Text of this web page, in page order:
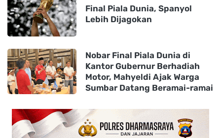
Final Piala Dunia, Spanyol
Lebih Dijagokan
Nobar Final Piala Dunia di
Kantor Gubernur Berhadiah
Motor, Mahyeldi Ajak Warga
Sumbar Datang Beramai-ramai